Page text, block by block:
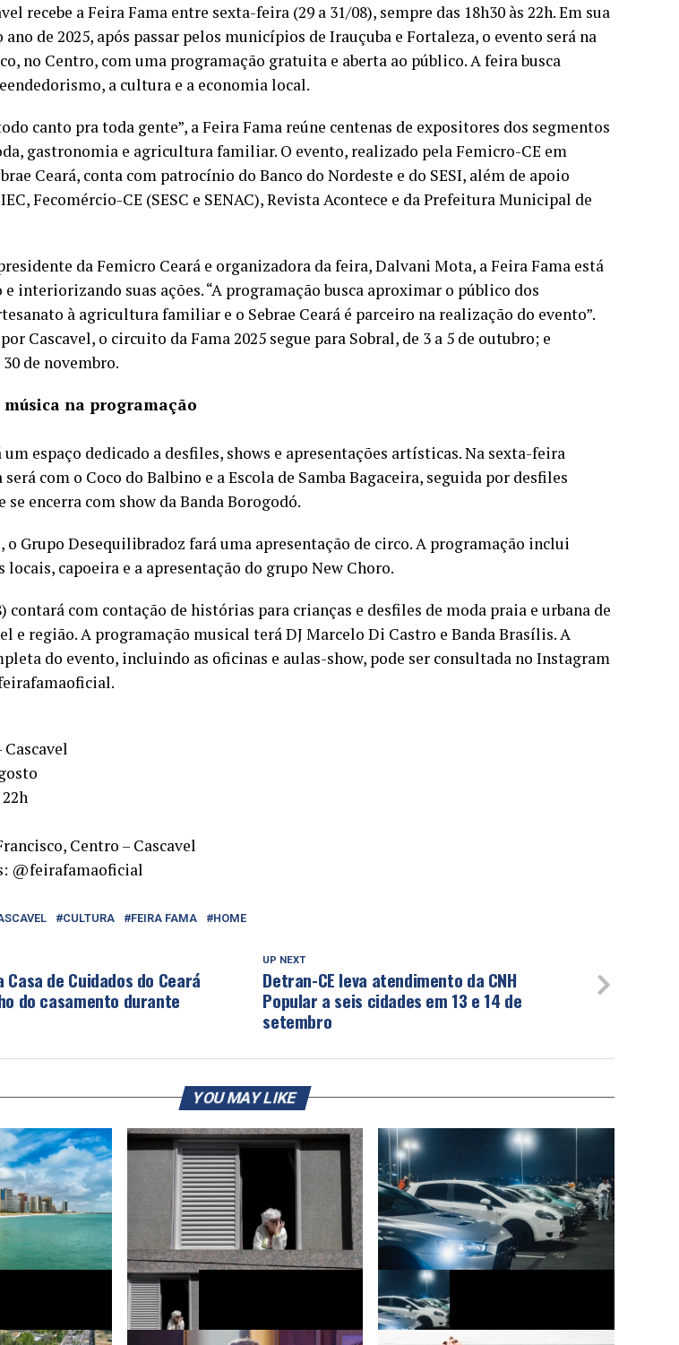
recebe a Feira Fama entre sexta-feira (29 a 31/08), sempre das 18h30 às 22h. Em sua
de 2025, após passar pelos municípios de Irauçuba e Fortaleza, o evento será na
no Centro, com uma programação gratuita e aberta ao público. A feira busca
a cultura e a economia local.
canto pra toda gente”, a Feira Fama reúne centenas de expositores dos segmentos
gastronomia e agricultura familiar. O evento, realizado pela Femicro-CE em
Ceará, conta com patrocínio do Banco do Nordeste e do SESI, além de apoio
Fecomércio-CE (SESC e SENAC), Revista Acontece e da Prefeitura Municipal de
da Femicro Ceará e organizadora da feira, Dalvani Mota, a Feira Fama está
e interiorizando suas ações. “A programação busca aproximar o público dos
à agricultura familiar e o Sebrae Ceará é parceiro na realização do evento”.
Cascavel, o circuito da Fama 2025 segue para Sobral, de 3 a 5 de outubro; e
de novembro.
música na programação
espaço dedicado a desfiles, shows e apresentações artísticas. Na sexta-feira
será com o Coco do Balbino e a Escola de Samba Bagaceira, seguida por desfiles
encerra com show da Banda Borogodó.
o Grupo Desequilibradoz fará uma apresentação de circo. A programação inclui
locais, capoeira e a apresentação do grupo New Choro.
contará com contação de histórias para crianças e desfiles de moda praia e urbana de
e região. A programação musical terá DJ Marcelo Di Castro e Banda Brasílis. A
do evento, incluindo as oficinas e aulas-show, pode ser consultada no Instagram
Cascavel
Centro – Cascavel
@feirafamaoficial
CULTURA FEIRA FAMA HOME
UP NEXT
Detran-CE leva atendimento da CNH
Popular a seis cidades em 13 e 14 de
setembro
de Cuidados do Ceará
do casamento durante
YOU MAY LIKE